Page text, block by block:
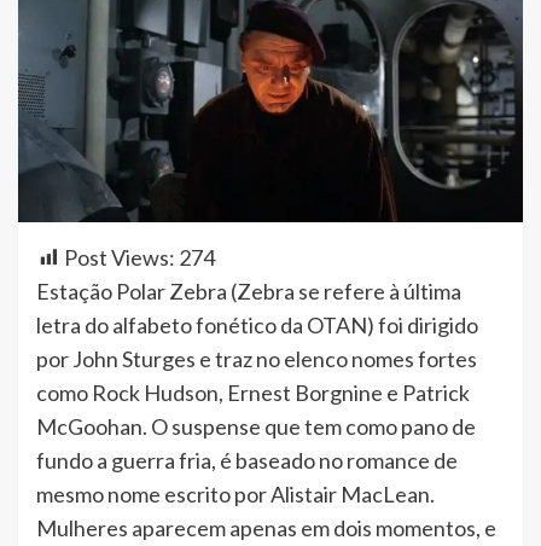
Post Views: 274
Estação Polar Zebra (Zebra se refere à última
letra do alfabeto fonético da OTAN) foi dirigido
por John Sturges e traz no elenco nomes fortes
como Rock Hudson, Ernest Borgnine e Patrick
McGoohan. O suspense que tem como pano de
fundo a guerra fria, é baseado no romance de
mesmo nome escrito por Alistair MacLean.
Mulheres aparecem apenas em dois momentos, e